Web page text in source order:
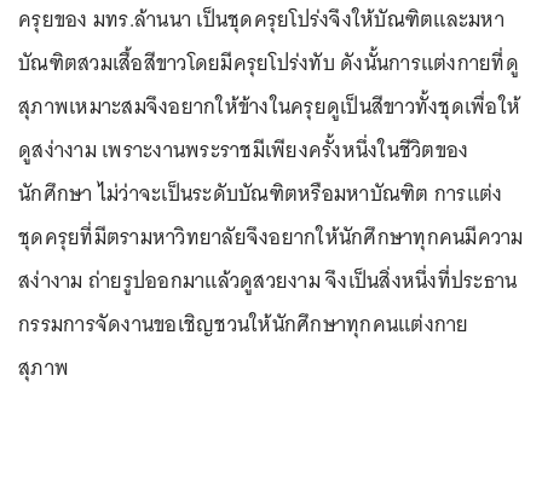
ครุยของ มทร.ล้านนา เป็นชุดครุยโปร่งจึงให้บัณฑิตและมหา
บัณฑิตสวมเสื้อสีขาวโดยมีครุยโปร่งทับ ดังนั้นการแต่งกายที่ดู
สุภาพเหมาะสมจึงอยากให้ข้างในครุยดูเป็นสีขาวทั้งชุดเพื่อให้
ดูสง่างาม เพราะงานพระราชมีเพียงครั้งหนึ่งในชีวิตของ
นักศึกษา ไม่ว่าจะเป็นระดับบัณฑิตหรือมหาบัณฑิต การแต่ง
ชุดครุยที่มีตรามหาวิทยาลัยจึงอยากให้นักศึกษาทุกคนมีความ
สง่างาม ถ่ายรูปออกมาแล้วดูสวยงาม จึงเป็นสิ่งหนึ่งที่ประธาน
กรรมการจัดงานขอเชิญชวนให้นักศึกษาทุกคนแต่งกาย
สุภาพ